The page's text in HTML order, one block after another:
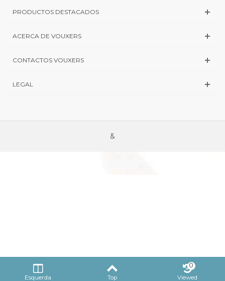
PRODUCTOS DESTACADOS
ACERCA DE VOUXERS
CONTACTOS VOUXERS
LEGAL
&
Esquerda Top Viewed
0